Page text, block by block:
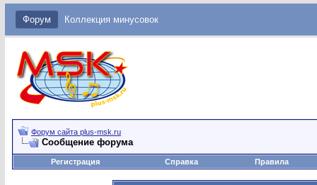
Форум Коллекция минусовок
Форум сайта plus-msk.ru
Сообщение форума
Регистрация Справка Правила